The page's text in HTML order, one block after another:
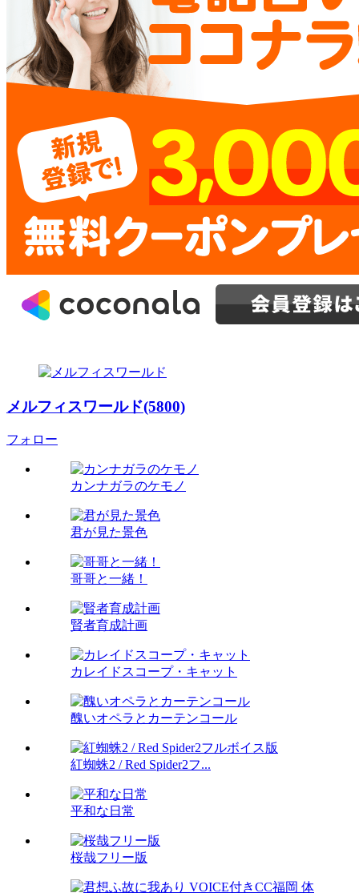
メルフィスワールド(5800)
フォロー
カンナガラのケモノ
君が見た景色
哥哥と一緒！
賢者育成計画
カレイドスコープ・キャット
醜いオペラとカーテンコール
紅蜘蛛2 / Red Spider2フ...
平和な日常
桜哉フリー版